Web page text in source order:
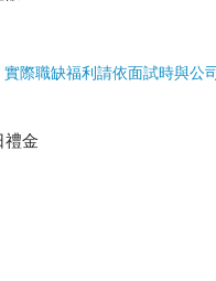
際職缺福利請依面試時與公
禮金